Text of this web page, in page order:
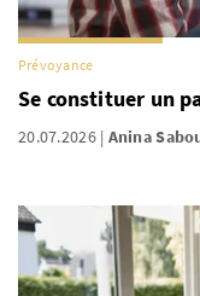
Prévoyance
Se constituer un
20.07.2026 Anina